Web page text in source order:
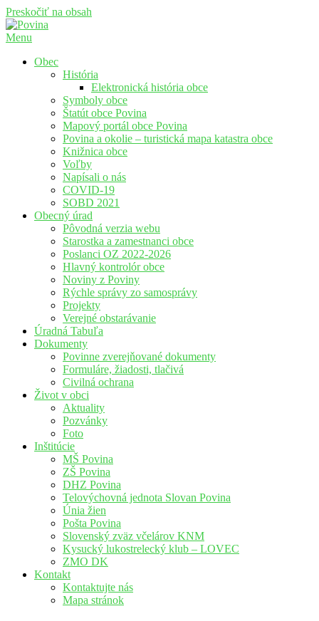
Preskočiť na obsah
Menu
Obec
História
Elektronická história obce
Symboly obce
Štatút obce Povina
Mapový portál obce Povina
Povina a okolie – turistická mapa katastra obce
Knižnica obce
Voľby
Napísali o nás
COVID-19
SOBD 2021
Obecný úrad
Pôvodná verzia webu
Starostka a zamestnanci obce
Poslanci OZ 2022-2026
Hlavný kontrolór obce
Noviny z Poviny
Rýchle správy zo samosprávy
Projekty
Verejné obstarávanie
Úradná Tabuľa
Dokumenty
Povinne zverejňované dokumenty
Formuláre, žiadosti, tlačivá
Civilná ochrana
Život v obci
Aktuality
Pozvánky
Foto
Inštitúcie
MŠ Povina
ZŠ Povina
DHZ Povina
Telovýchovná jednota Slovan Povina
Únia žien
Pošta Povina
Slovenský zväz včelárov KNM
Kysucký lukostrelecký klub – LOVEC
ZMO DK
Kontakt
Kontaktujte nás
Mapa stránok